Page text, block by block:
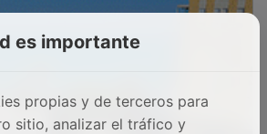
es importante
propias y de terceros para
sitio, analizar el tráfico y